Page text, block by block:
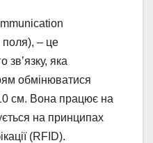
поля), – це
зв’язку, яка
обмінюватися
см. Вона працює на
на принципах
(RFID).